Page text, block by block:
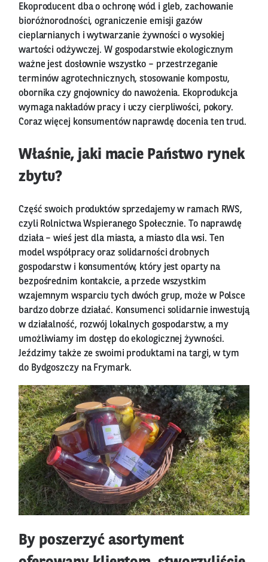
Ekoproducent dba o ochronę wód i gleb, zachowanie
bioróżnorodności, ograniczenie emisji gazów
cieplarnianych i wytwarzanie żywności o wysokiej
wartości odżywczej. W gospodarstwie ekologicznym
ważne jest dosłownie wszystko – przestrzeganie
terminów agrotechnicznych, stosowanie kompostu,
obornika czy gnojownicy do nawożenia. Ekoprodukcja
wymaga nakładów pracy i uczy cierpliwości, pokory.
Coraz więcej konsumentów naprawdę docenia ten trud.
Właśnie, jaki macie Państwo rynek
zbytu?
Część swoich produktów sprzedajemy w ramach RWS,
czyli Rolnictwa Wspieranego Społecznie. To naprawdę
działa – wieś jest dla miasta, a miasto dla wsi. Ten
model współpracy oraz solidarności drobnych
gospodarstw i konsumentów, który jest oparty na
bezpośrednim kontakcie, a przede wszystkim
wzajemnym wsparciu tych dwóch grup, może w Polsce
bardzo dobrze działać. Konsumenci solidarnie inwestują
w działalność, rozwój lokalnych gospodarstw, a my
umożliwiamy im dostęp do ekologicznej żywności.
Jeździmy także ze swoimi produktami na targi, w tym
do Bydgoszczy na Frymark.
By poszerzyć asortyment